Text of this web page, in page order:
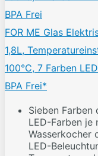
FOR ME Glas
1,8L,
100°C, 7 Farben
BPA Frei*
Sieben Farben
LED-Farben je
Wasserkocher
LED-